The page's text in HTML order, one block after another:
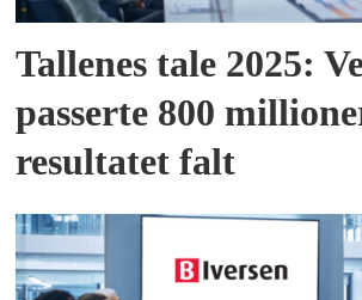
Tallenes tale 2025:
passerte 800
resultatet falt